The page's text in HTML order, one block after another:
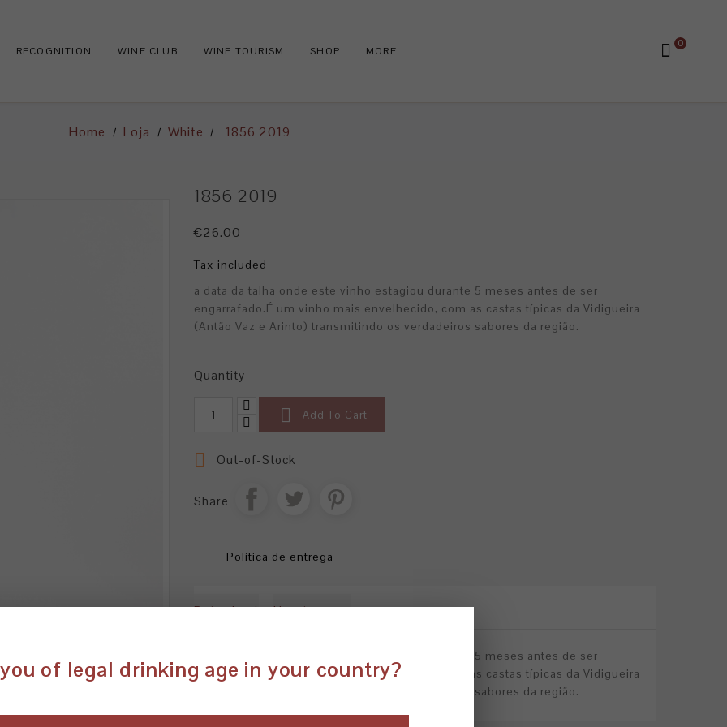
of legal drinking age in your country?
RECOGNITION WINE CLUB WINE TOURISM SHOP MORE
0
Home Loja White 1856 2019
1856 2019
€26.00
Tax included
a data da talha onde este vinho estagiou durante 5 meses antes de ser
engarrafado.É um vinho mais envelhecido, com as castas típicas da Vidigueira
(Antão Vaz e Arinto) transmitindo os verdadeiros sabores da região.
Quantity
 Add To Cart
 Out-of-Stock
Share
Política de entrega
Data sheet How to serve
a data da talha onde este vinho estagiou durante 5 meses antes de ser
engarrafado.É um vinho mais envelhecido, com as castas típicas da Vidigueira
(Antão Vaz e Arinto) transmitindo os verdadeiros sabores da região.